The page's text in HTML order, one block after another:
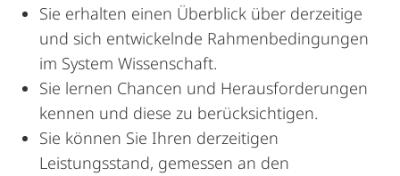
Sie erhalten einen Überblick über derzeitige
und sich entwickelnde Rahmenbedingungen
im System Wissenschaft.
Sie lernen Chancen und Herausforderungen
kennen und diese zu berücksichtigen.
Sie können Sie Ihren derzeitigen
Leistungsstand, gemessen an den